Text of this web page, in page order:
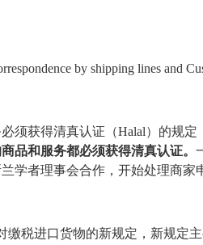
by shipping lines and
须获得清真认证（Halal）的规定
品和服务都必须获得清真认证。
学者理事会合作，开始处理商家
缴税进口货物的新规定，新规定